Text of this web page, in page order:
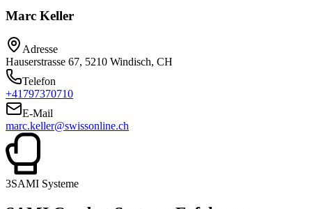
Marc Keller
Adresse
Hauserstrasse 67, 5210 Windisch, CH
Telefon
+41797370710
E-Mail
marc.keller@swissonline.ch
3SAMI Systeme